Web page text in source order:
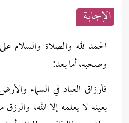
الإجابــة
الحمد لله والصلاة والسلام
وصحبه، أما بعد‎:‎
فأرزاق العباد في السماء
بعينه لا يعلمه إلا الله،